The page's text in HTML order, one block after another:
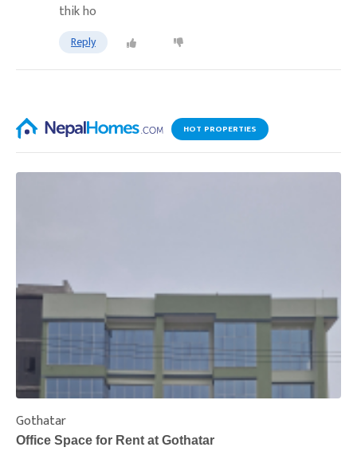
thik ho
Reply
HOT PROPERTIES
Gothatar
Office Space for Rent at Gothatar